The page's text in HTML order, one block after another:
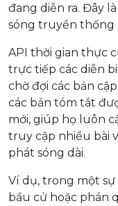
đang diễn ra. Đây
sóng truyền thống
API thời gian thực
trực tiếp các diễn
chờ đợi các bản
các bản tóm tắt
mới, giúp họ luôn
truy cập nhiều bài
phát sóng dài.
Ví dụ, trong một
bầu cử hoặc phán